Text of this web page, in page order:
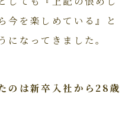
今を楽しめている』と
になってきました。
のは新卒入社から28歳